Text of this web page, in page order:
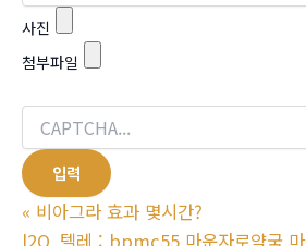
사진
첨부파일
« 비아그라 효과 몇시간?
l2O_텔레 : bpmc55 마운자로약국